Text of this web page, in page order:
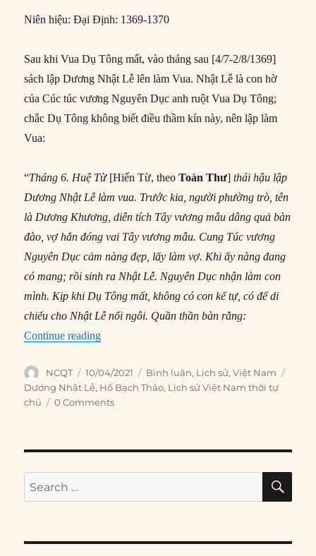
Niên hiệu: Đại Định: 1369-1370
Sau khi Vua Dụ Tông mất, vào tháng sau [4/7-2/8/1369]
sách lập Dương Nhật Lễ lên làm Vua. Nhật Lễ là con hờ
của Cúc túc vương Nguyên Dục anh ruột Vua Dụ Tông;
chắc Dụ Tông không biết điều thầm kín này, nên lập làm
Vua:
“Tháng 6. Huệ Từ[Hiến Từ, theoToàn Thư] thái hậu lập
Dương Nhật Lễ làm vua. Trước kia, người phường trò, tên
là Dương Khương, diễn tích Tây vương mẫu dâng quả bàn
đào, vợ hắn đóng vai Tây vương mẫu. Cung Túc vương
Nguyên Dục cảm nàng đẹp, lấy làm vợ. Khi ấy nàng đang
có mang; rồi sinh ra Nhật Lễ. Nguyên Dục nhận làm con
mình. Kịp khi Dụ Tông mất, không có con kế tự, có để di
chiếu cho Nhật Lễ nối ngôi. Quần thần bàn rằng:
Continue reading“Nhà Trần loạn lạc dưới thời Dương Nhật Lễ”
Author
NCQT
Posted
on
10/04/2021 Categories
Bình luận, Lịch sử,Việt Nam
Dương Nhật Lễ, Hồ Bạch Thảo, Lịch sử Việt Nam thời tự
chủ
0 Comments
Search
for: